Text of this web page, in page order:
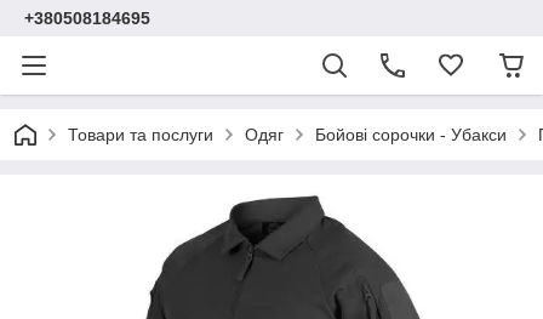
+380508184695
Товари та послуги Одяг Бойові сорочки - Убакси